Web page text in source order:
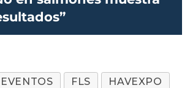
EVENTOS FLS HAVEXPO